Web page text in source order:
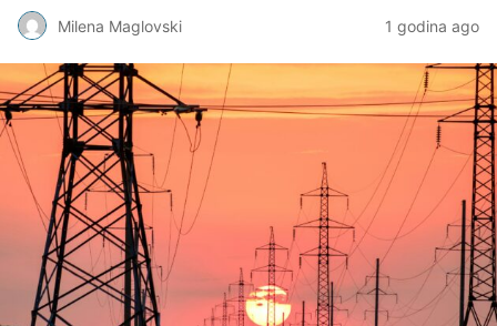
Milena Maglovski 1 godina ago